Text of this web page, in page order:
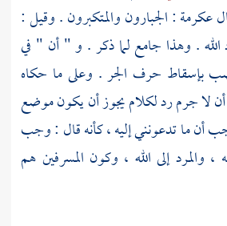
عكرمة: الجبارون والمتكبرون . وقيل :
. وهذا جامع لما ذكر . و " أن " في
بإسقاط حرف الجر . وعلى ما حكاه
لا جرم رد لكلام يجوز أن يكون موضع
أن ما تدعونني إليه ، كأنه قال : وجب
، والمرد إلى الله ، وكون المسرفين هم